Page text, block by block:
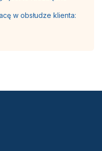
w obsłudze klienta: